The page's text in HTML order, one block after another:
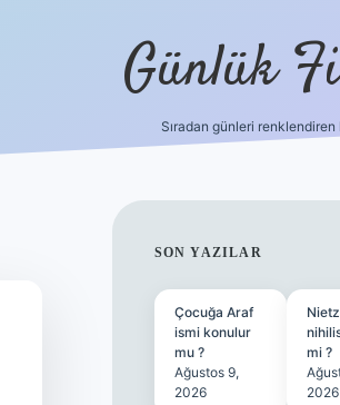
Günlük
Sıradan günleri renklendiren
SIDEBAR
SON YAZILAR
Çocuğa Araf
ismi konulur
mu ?
Ağustos 9,
2026
mi ?
2026